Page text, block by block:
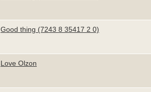
Good thing (7243 8 35417 2 0)
Love Olzon